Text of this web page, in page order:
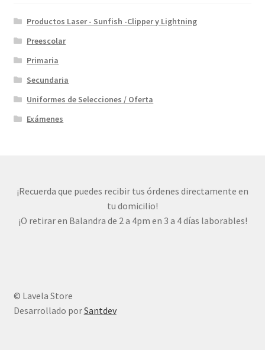
Productos Laser - Sunfish -Clipper y Lightning
Preescolar
Primaria
Secundaria
Uniformes de Selecciones / Oferta
Exámenes
¡Recuerda que puedes recibir tus órdenes directamente en
tu domicilio!
¡O retirar en Balandra de 2 a 4pm en 3 a 4 días laborables!
© Lavela Store
Desarrollado porSantdev